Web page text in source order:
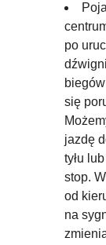
po
się
jazdę
tyłu
stop.
od
na